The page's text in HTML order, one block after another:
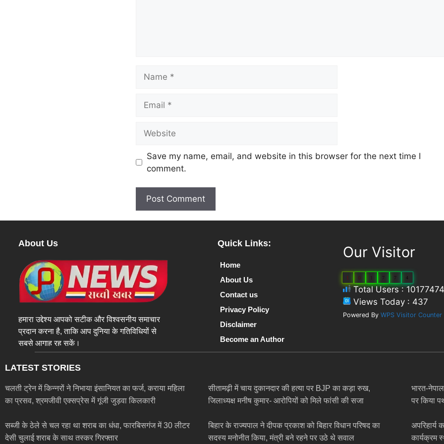
Save my name, email, and website in this browser for the next time I
comment.
About Us
हमारा उद्देश्य आपको सटीक और विश्वसनीय समाचार
प्रदान करना है, ताकि आप दुनिया के गतिविधियों से
सबसे आगाह रह सकें।
Quick Links:
Home
About Us
Contact us
Privacy Policy
Disclaimer
Become an Author
Our Visitor
1 1 4
Total Users : 10177474
Views Today : 437
Powered By WPS Visitor Counter
LATEST STORIES
चलती ट्रेन में किन्नरों ने निभाया इंसानियत का फर्ज, कराया महिला
का प्रसव, श्रमजीवी एक्सप्रेस में गूंजी जुड़वा किलकारी
सीतामढ़ी में चाय दुकानदार की हत्या पर BJP का कड़ा रुख,
जिलाध्यक्ष मनीष कुमार- आरोपियों को मिले फांसी की सजा
भारत-नेपाल
पर किया
सब्जी के ठेले से चल रहा था शराब का धंधा, फारबिसगंज में 30 लीटर
देसी चुलाई शराब के साथ तस्कर गिरफ्तार
बिहार के राज्यपाल ने दीपक प्रकाश को बिहार विधान परिषद का
सदस्य मनोनीत किया, मंत्री बने रहने पर उठे थे सवाल
अपरिहार्य
कार्यक्रम